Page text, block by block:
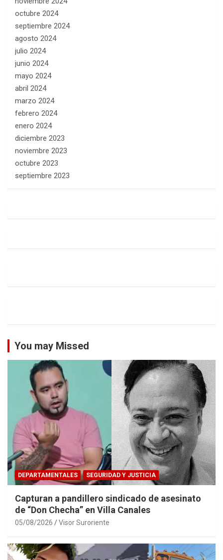
octubre 2024
septiembre 2024
agosto 2024
julio 2024
junio 2024
mayo 2024
abril 2024
marzo 2024
febrero 2024
enero 2024
diciembre 2023
noviembre 2023
octubre 2023
septiembre 2023
You may Missed
DEPARTAMENTALES SEGURIDAD Y JUSTICIA
Capturan a pandillero sindicado de asesinato
de “Don Checha” en Villa Canales
05/08/2026 Visor Suroriente